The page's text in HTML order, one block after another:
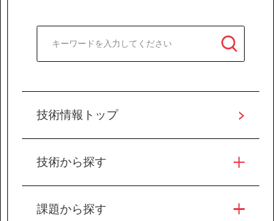
技術情報トップ
技術から探す
課題から探す